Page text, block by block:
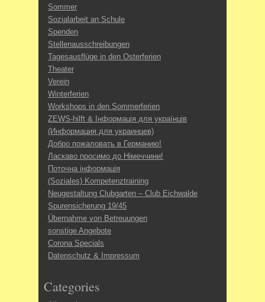
Sommer
Sozialarbeit an Schule
Spenden
Stellenausschreibungen
Tagesausflüge in den Osterferien
Theater
Verein
Winterferien
Workshops in den Sommerferien
ZEWS-hilft & Інформація для українців
(Информация для украинцев)
Добро пожаловать в Германию!
Ласкаво просимо до Німеччини!
Поточна інформація
(Soziales) Kompetenztraining
Neugestaltung Clubgarten – Club Eichwalde
Spurensicherung 19/45
Übernahme von Betreuungen
sonstige Angebote
Corona Specials
Datenschutz & Impressum
Categories